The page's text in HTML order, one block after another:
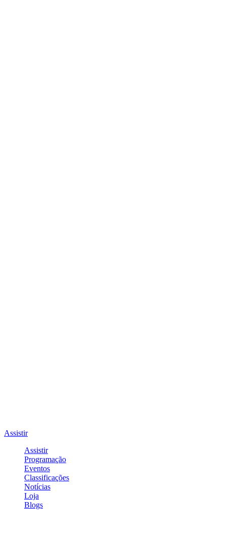
Assistir
Assistir
Programação
Eventos
Classificações
Notícias
Loja
Blogs